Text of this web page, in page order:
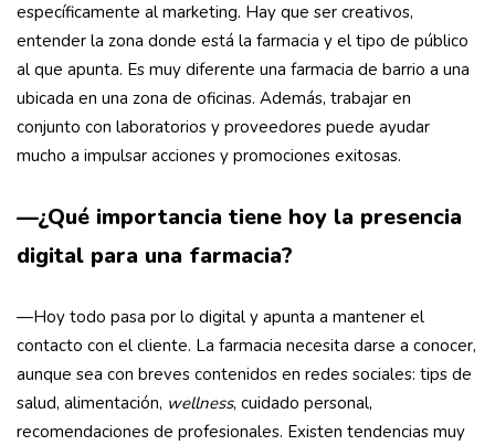
específicamente al marketing. Hay que ser creativos,
entender la zona donde está la farmacia y el tipo de público
al que apunta. Es muy diferente una farmacia de barrio a una
ubicada en una zona de oficinas. Además, trabajar en
conjunto con laboratorios y proveedores puede ayudar
mucho a impulsar acciones y promociones exitosas.
—¿Qué importancia tiene hoy la presencia
digital para una farmacia?
—Hoy todo pasa por lo digital y apunta a mantener el
contacto con el cliente. La farmacia necesita darse a conocer,
aunque sea con breves contenidos en redes sociales: tips de
salud, alimentación, wellness, cuidado personal,
recomendaciones de profesionales. Existen tendencias muy